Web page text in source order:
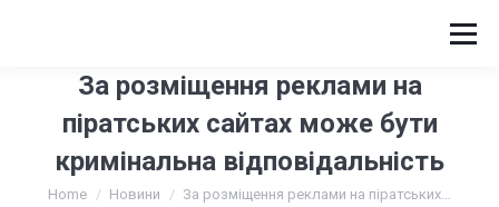
За розміщення реклами на
піратських сайтах може бути
кримінальна відповідальність
You are here:
Home Новини За розміщення реклами на піратських…